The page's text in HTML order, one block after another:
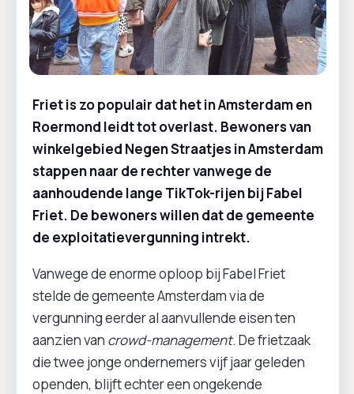
Friet is zo populair dat het in Amsterdam en
Roermond leidt tot overlast. Bewoners van
winkelgebied Negen Straatjes in Amsterdam
stappen naar de rechter vanwege de
aanhoudende lange TikTok-rijen bij Fabel
Friet. De bewoners willen dat de gemeente
de exploitatievergunning intrekt.
Vanwege de enorme oploop bij Fabel Friet
stelde de gemeente Amsterdam via de
vergunning eerder al aanvullende eisen ten
aanzien van crowd-management. De frietzaak
die twee jonge ondernemers vijf jaar geleden
openden, blijft echter een ongekende